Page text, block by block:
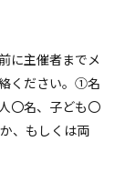
に主催者までメ
ください。①名
〇名、子ども〇
、もしくは両